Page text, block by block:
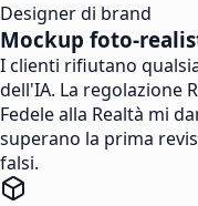
Designer di brand
Mockup foto-
I clienti rifiutano
dell'IA. La regolazione
Fedele alla Realtà mi
superano la prima
falsi.